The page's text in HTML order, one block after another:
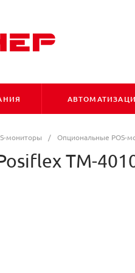
мониторы / Опциональные POS-
TM-